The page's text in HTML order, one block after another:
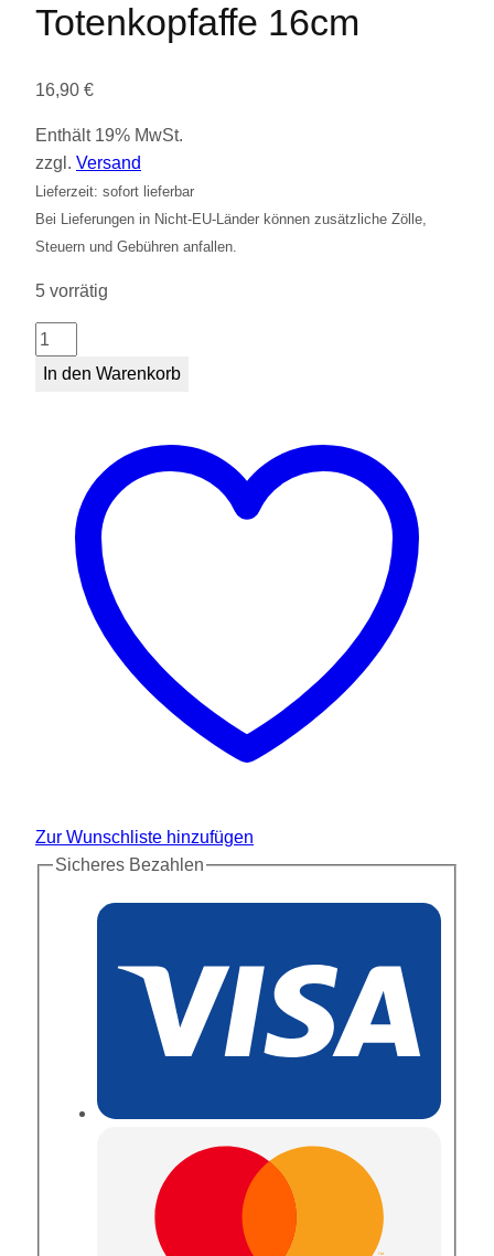
Totenkopfaffe 16cm
16,90 €
Enthält 19% MwSt.
zzgl. Versand
Lieferzeit: sofort lieferbar
Bei Lieferungen in Nicht-EU-Länder können zusätzliche Zölle,
Steuern und Gebühren anfallen.
5 vorrätig
Totenkopfaffe
16cm
In den Warenkorb
Zur Wunschliste hinzufügen
Sicheres Bezahlen